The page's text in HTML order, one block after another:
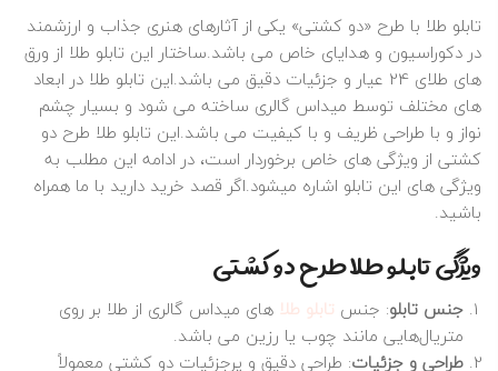
در
:
تابلو طلا با طرح «دو کشتی» یکی از آثارهای هنری جذاب و ارزشمند
در دکوراسیون و هدایای خاص می باشد.ساختار این تابلو طلا از ورق
های طلای 24 عیار و جزئیات دقیق می باشد.این تابلو طلا در ابعاد
های مختلف توسط میداس گالری ساخته می شود و بسیار چشم
نواز و با طراحی ظریف و با کیفیت می باشد.این تابلو طلا طرح دو
کشتی از ویژگی های خاص برخوردار است، در ادامه این مطلب به
ویژگی های این تابلو اشاره میشود.اگر قصد خرید دارید با ما همراه
باشید.
ویژگی‌ تابلو طلا طرح دو کشتی
جنس تابلو: جنس تابلو طلا های میداس گالری از طلا بر روی
متریال‌هایی مانند چوب یا رزین می باشد.
طراحی و جزئیات: طراحی دقیق و پرجزئیات دو کشتی معمولاً